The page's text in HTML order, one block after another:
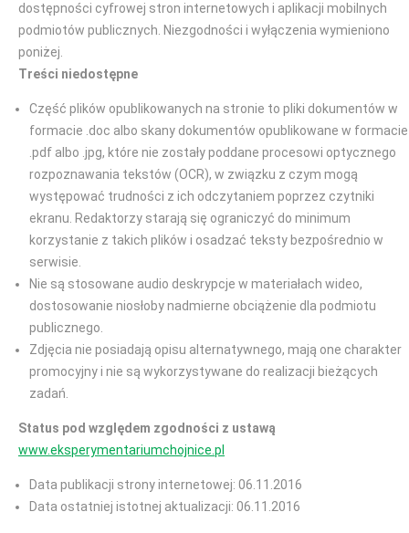
dostępności cyfrowej stron internetowych i aplikacji mobilnych
podmiotów publicznych. Niezgodności i wyłączenia wymieniono
poniżej.
Treści niedostępne
Część plików opublikowanych na stronie to pliki dokumentów w
formacie .doc albo skany dokumentów opublikowane w formacie
.pdf albo .jpg, które nie zostały poddane procesowi optycznego
rozpoznawania tekstów (OCR), w związku z czym mogą
występować trudności z ich odczytaniem poprzez czytniki
ekranu. Redaktorzy starają się ograniczyć do minimum
korzystanie z takich plików i osadzać teksty bezpośrednio w
serwisie.
Nie są stosowane audio deskrypcje w materiałach wideo,
dostosowanie niosłoby nadmierne obciążenie dla podmiotu
publicznego.
Zdjęcia nie posiadają opisu alternatywnego, mają one charakter
promocyjny i nie są wykorzystywane do realizacji bieżących
zadań.
Status pod względem zgodności z ustawą
www.eksperymentariumchojnice.pl
Data publikacji strony internetowej: 06.11.2016
Data ostatniej istotnej aktualizacji: 06.11.2016